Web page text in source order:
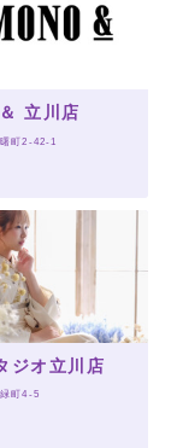
立川店
町2-42-1
ジオ立川店
町4-5